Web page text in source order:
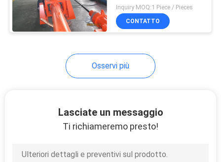
per l'autocarro con
cassone ribaltabile,
veicolo
Inquiry MOQ:1 Piece / Pieces
CONTATTO
Osservi più
Lasciate un messaggio
Ti richiameremo presto!